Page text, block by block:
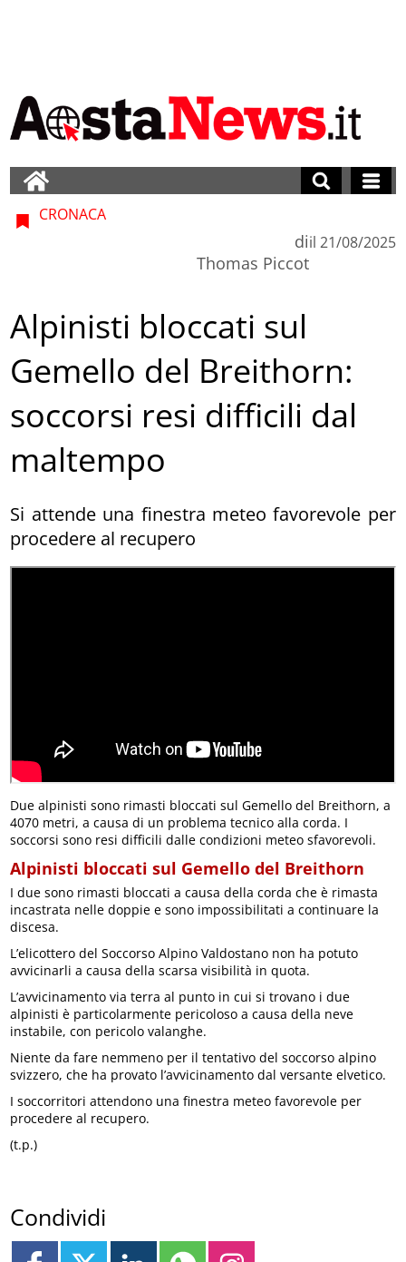
CRONACA
di
Thomas Piccot
il 21/08/2025
Alpinisti bloccati sul
Gemello del Breithorn:
soccorsi resi difficili dal
maltempo
Si attende una finestra meteo favorevole per
procedere al recupero
Due alpinisti sono rimasti bloccati sul Gemello del Breithorn, a
4070 metri, a causa di un problema tecnico alla corda. I
soccorsi sono resi difficili dalle condizioni meteo sfavorevoli.
Alpinisti bloccati sul Gemello del Breithorn
I due sono rimasti bloccati a causa della corda che è rimasta
incastrata nelle doppie e sono impossibilitati a continuare la
discesa.
L’elicottero del Soccorso Alpino Valdostano non ha potuto
avvicinarli a causa della scarsa visibilità in quota.
L’avvicinamento via terra al punto in cui si trovano i due
alpinisti è particolarmente pericoloso a causa della neve
instabile, con pericolo valanghe.
Niente da fare nemmeno per il tentativo del soccorso alpino
svizzero, che ha provato l’avvicinamento dal versante elvetico.
I soccorritori attendono una finestra meteo favorevole per
procedere al recupero.
(t.p.)
Condividi